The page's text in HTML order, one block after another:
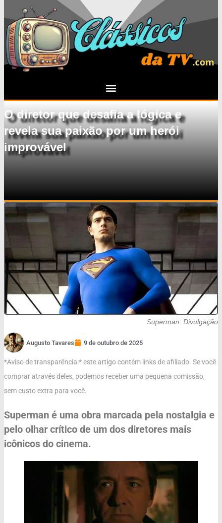
O diretor que desafia a lógica e
revela sua paixão por um herói
improvável
Superman: Divulgação
Augusto Tavares 9 de outubro de 2025
*Aviso de transparência:* este artigo contém links de afiliado. Se você
comprar através deles, podemos receber uma pequena comissão,
sem custo extra para você.
Superman é uma obra marcada pela nostalgia e
pelo olhar crítico de um dos diretores mais
icônicos do cinema.